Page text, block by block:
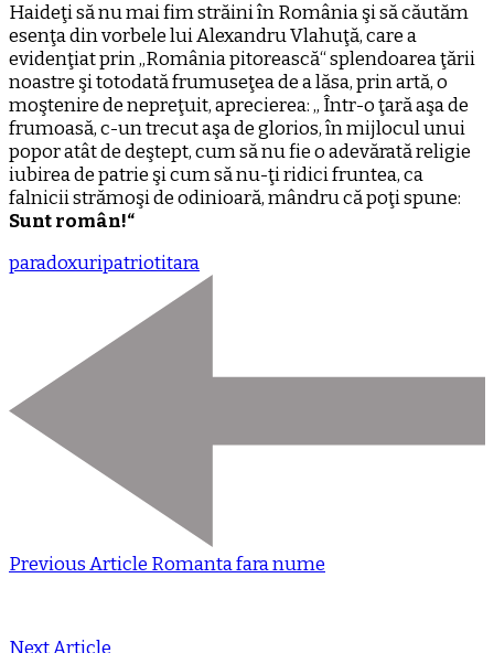
Haideţi să nu mai fim străini în România şi să căutăm
esenţa din vorbele lui Alexandru Vlahuţă, care a
evidenţiat prin „România pitorească“ splendoarea ţării
noastre şi totodată frumuseţea de a lăsa, prin artă, o
moştenire de nepreţuit, aprecierea: „ Într-o ţară aşa de
frumoasă, c-un trecut aşa de glorios, în mijlocul unui
popor atât de deştept, cum să nu fie o adevărată religie
iubirea de patrie şi cum să nu-ţi ridici fruntea, ca
falnicii strămoşi de odinioară, mândru că poţi spune:
Sunt român!“
paradoxuripatriotitara
Previous Article Romanta fara nume
Next Article